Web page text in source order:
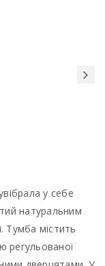
у себе
натуральним
Тумба містить
регульованої